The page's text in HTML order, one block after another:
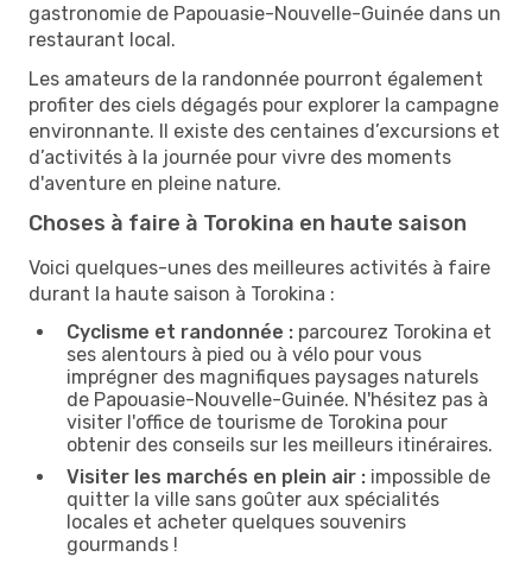
gastronomie de Papouasie-Nouvelle-Guinée dans un
restaurant local.
Les amateurs de la randonnée pourront également
profiter des ciels dégagés pour explorer la campagne
environnante. Il existe des centaines d’excursions et
d’activités à la journée pour vivre des moments
d'aventure en pleine nature.
Choses à faire à Torokina en haute saison
Voici quelques-unes des meilleures activités à faire
durant la haute saison à Torokina :
Cyclisme et randonnée : parcourez Torokina et
ses alentours à pied ou à vélo pour vous
imprégner des magnifiques paysages naturels
de Papouasie-Nouvelle-Guinée. N'hésitez pas à
visiter l'office de tourisme de Torokina pour
obtenir des conseils sur les meilleurs itinéraires.
Visiter les marchés en plein air : impossible de
quitter la ville sans goûter aux spécialités
locales et acheter quelques souvenirs
gourmands !